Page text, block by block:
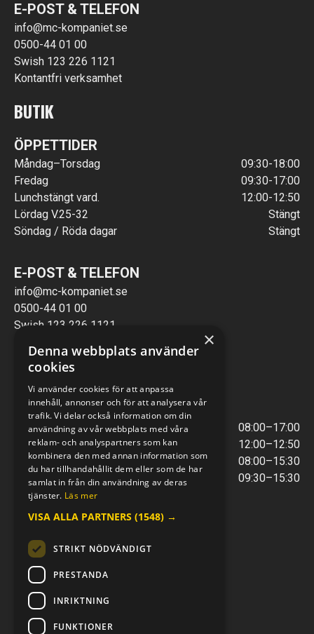
E-POST & TELEFON
info@mc-kompaniet.se
0500-44 01 00
Swish 123 226 1121
Kontantfri verksamhet
BUTIK
ÖPPETTIDER
Måndag–Torsdag
09:30-18:00
Fredag
09:30-17:00
Lunchstängt vard.
12:00-12:50
Lördag V.25-32
Stängt
Söndag / Röda dagar
Stängt
E-POST & TELEFON
info@mc-kompaniet.se
0500-44 01 00
Swish 123 226 1121
VERKSTAD
ÖPPETTIDER
Måndag - Torsdag
08:00–17:00
Lunchstängt
12:00–12:50
Fredagar
08:00–15:30
Telefontider
09:30–15:30
E-POST & TELEFON
verkstaden@mc-kompaniet.se
0500-44 01 00
Swish 123 226 1121
Kontantfri verksamhet
FÖLJ OSS
×
Denna webbplats använder
cookies
Vi använder cookies för att anpassa
innehåll, annonser och för att analysera vår
trafik. Vi delar också information om din
användning av vår webbplats med våra
reklam- och analyspartners som kan
kombinera den med annan information som
du har tillhandahållit dem eller som de har
samlat in från din användning av deras
tjänster. Läs mer
VISA ALLA PARTNERS (1548) →
STRIKT NÖDVÄNDIGT
PRESTANDA
INRIKTNING
FUNKTIONER